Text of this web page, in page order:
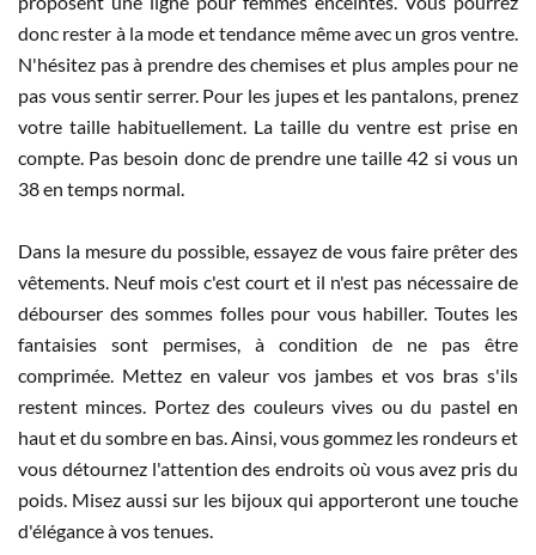
donc rester à la mode et tendance même avec un gros ventre.
N'hésitez pas à prendre des chemises et plus amples pour ne
pas vous sentir serrer. Pour les jupes et les pantalons, prenez
votre taille habituellement. La taille du ventre est prise en
compte. Pas besoin donc de prendre une taille 42 si vous un
38 en temps normal.
Dans la mesure du possible, essayez de vous faire prêter des
vêtements. Neuf mois c'est court et il n'est pas nécessaire de
débourser des sommes folles pour vous habiller. Toutes les
fantaisies sont permises, à condition de ne pas être
comprimée. Mettez en valeur vos jambes et vos bras s'ils
restent minces. Portez des couleurs vives ou du pastel en
haut et du sombre en bas. Ainsi, vous gommez les rondeurs et
vous détournez l'attention des endroits où vous avez pris du
poids. Misez aussi sur les bijoux qui apporteront une touche
d'élégance à vos tenues.